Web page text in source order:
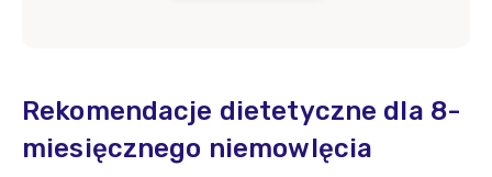
Rekomendacje dietetyczne dla 8-
miesięcznego niemowlęcia